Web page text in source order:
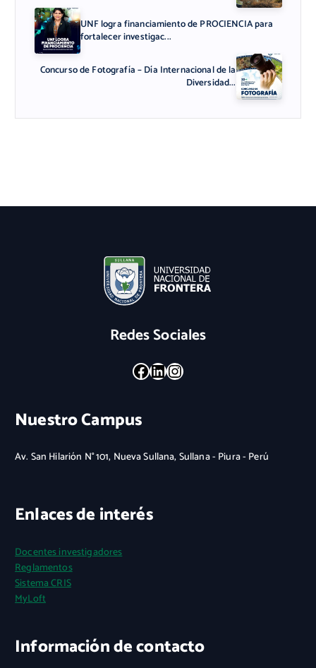
UNF logra financiamiento de PROCIENCIA para
fortalecer investigac...
Concurso de Fotografía – Día Internacional de la
Diversidad...
Redes Sociales
Facebook LinkedIn Instagram
Nuestro Campus
Av. San Hilarión N° 101, Nueva Sullana, Sullana - Piura - Perú
Enlaces de interés
Docentes investigadores
Reglamentos
Sistema CRIS
MyLoft
Información de contacto